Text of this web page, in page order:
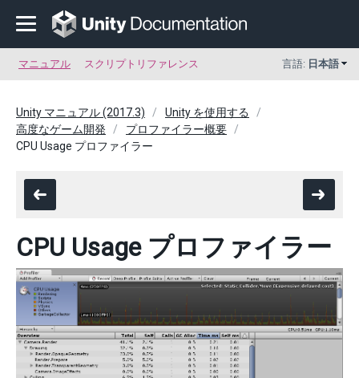
マニュアル スクリプトリファレンス 言語: 日本語
Unity マニュアル (2017.3)
Unity を使用する
高度なゲーム開発
プロファイラー概要
CPU Usage プロファイラー
CPU Usage プロファイラー